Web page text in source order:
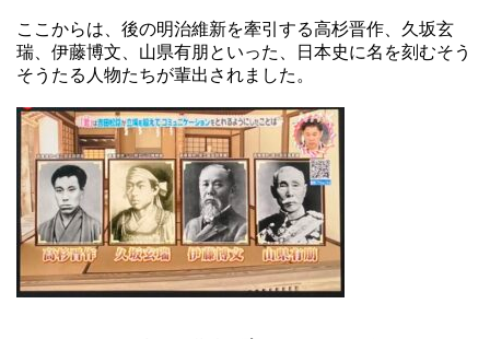
ここからは、後の明治維新を牽引する高杉晋作、久坂玄
瑞、伊藤博文、山県有朋といった、日本史に名を刻むそう
そうたる人物たちが輩出されました。